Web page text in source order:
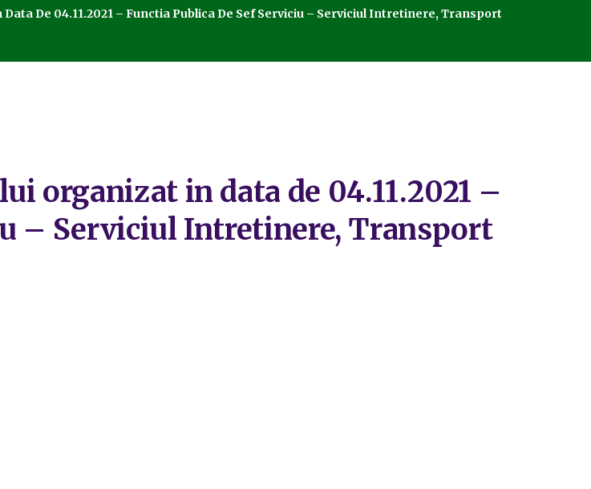
De 04.11.2021 – Functia Publica De Sef Serviciu – Serviciul Intretinere, Transport
organizat in data de 04.11.2021 –
– Serviciul Intretinere, Transport